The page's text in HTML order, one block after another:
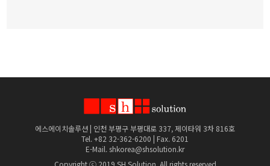
에스에이치솔루션 | 인천 부평구 부평대로 337, 제이타워 3차 816호
Tel. +82 32-362-6200 | Fax. 6201
E-Mail. shkorea@shsolution.kr
Copyright ⓒ 2019 SH Solution. All rights reserved